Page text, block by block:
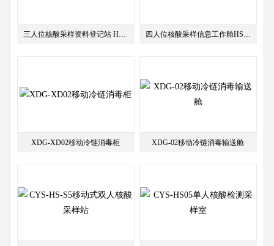
三人位核酸采样资料登记站 HS-06S 四人位核酸采样信息工作舱HS-DZ-11
XDG-XD02移动冷链消毒柜 XDG-02移动冷链消毒输送舱